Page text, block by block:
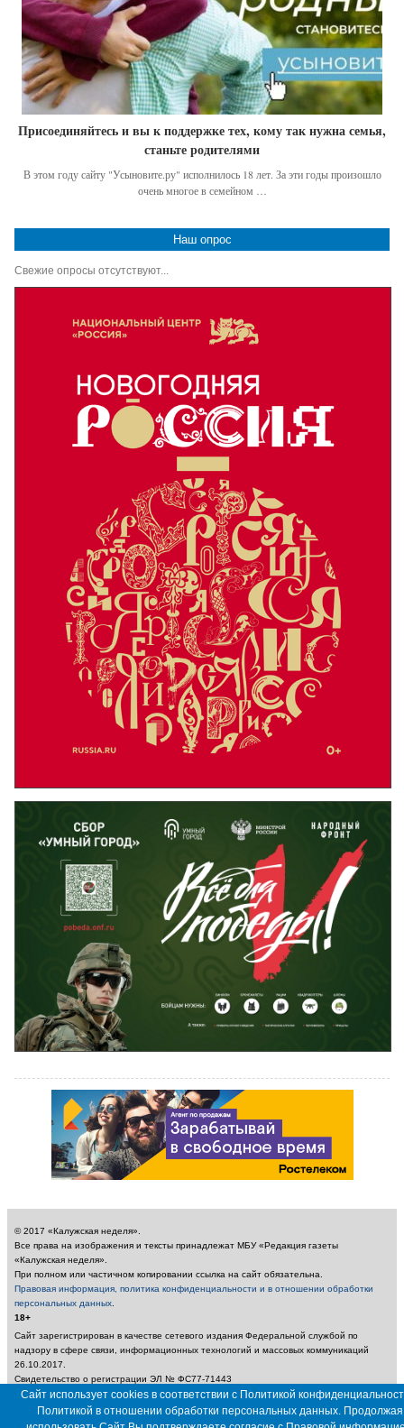
Присоединяйтесь и вы к поддержке тех, кому так нужна семья,
станьте родителями
В этом году сайту "Усыновите.ру" исполнилось 18 лет. За эти годы произошло
очень многое в семейном …
Наш опрос
Свежие опросы отсутствуют...
© 2017 «Калужская неделя».
Все права на изображения и тексты принадлежат МБУ «Редакция газеты
«Калужская неделя».
При полном или частичном копировании ссылка на сайт обязательна.
Правовая информация, политика конфиденциальности и в отношении обработки
персональных данных
18+
Сайт зарегистрирован в качестве сетевого издания Федеральной службой по
надзору в сфере связи, информационных технологий и массовых коммуникаций
26.10.2017.
Свидетельство о регистрации ЭЛ № ФС77-71443
Учредитель: Муниципальное бюджетное учреждение «Редакция газеты «Калужская
неделя»
Главный редактор: Амбарцумян А. Ю. / Электронный адрес редакции:
Сайт использует cookies в соответствии с Политикой
Политикой в отношении обработки персональных данных. Продолжая